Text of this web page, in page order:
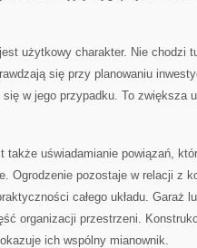
użytkowy charakter. Nie chodzi
się przy planowaniu
się w jego przypadku. To zwiększa
także uświadamianie powiązań,
Ogrodzenie pozostaje w relacji z
całego układu. Garaż
organizacji przestrzeni.
ich wspólny mianownik.